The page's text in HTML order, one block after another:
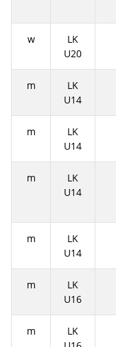
w
LK
U20
m
LK
U14
m
LK
U14
m
LK
U14
m
LK
U14
m
LK
U16
m
LK